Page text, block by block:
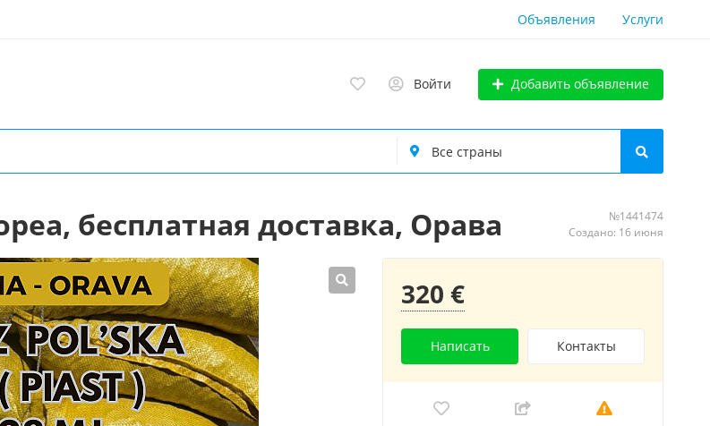
Объявления Услуги
Войти Добавить объявление
бесплатная доставка, Орава
№1441474
Создано: 16 июня
320 €
Написать Контакты